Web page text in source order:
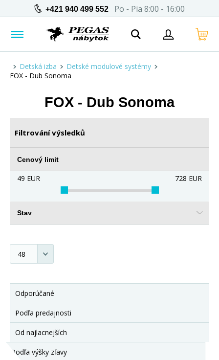
+421 940 499 552 Po - Pia 8:00 - 16:00
Detská izba
Detské modulové systémy
FOX - Dub Sonoma
FOX - Dub Sonoma
Filtrování výsledků
Cenový limit
49 EUR 728 EUR
Stav
Odporúčané
Podľa predajnosti
Od najlacnejších
Podľa výšky zľavy